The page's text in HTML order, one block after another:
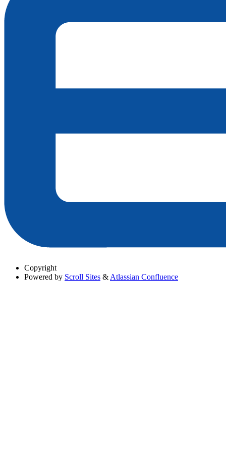
Copyright
Powered by Scroll Sites & Atlassian Confluence